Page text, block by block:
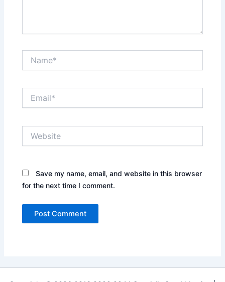
Save my name, email, and website in this browser
for the next time I comment.